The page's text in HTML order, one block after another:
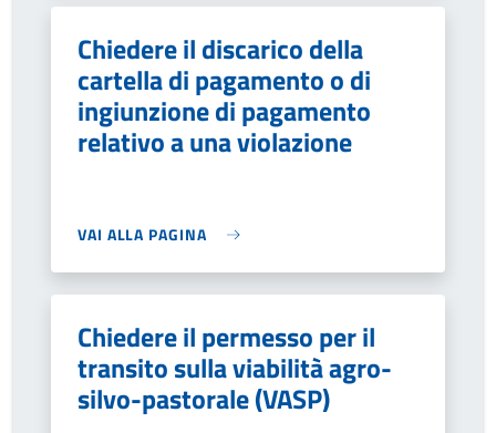
Chiedere il discarico della
cartella di pagamento o di
ingiunzione di pagamento
relativo a una violazione
VAI ALLA PAGINA
Chiedere il permesso per il
transito sulla viabilità agro-
silvo-pastorale (VASP)